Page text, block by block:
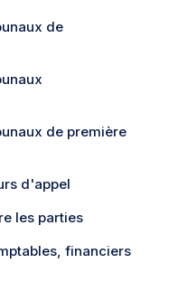
de
de première
d'appel
les parties
financiers